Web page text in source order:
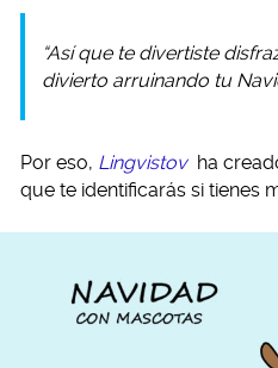
“Así que te divertiste
divierto arruinando tu
Por eso, Lingvistov ha
que te identificarás si tienes